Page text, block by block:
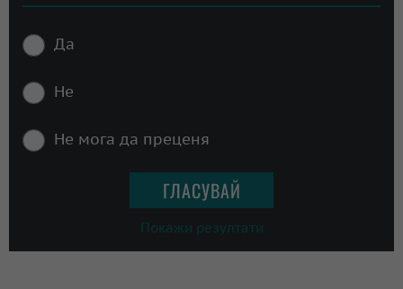
Да
Не
Не мога да преценя
Покажи резултати